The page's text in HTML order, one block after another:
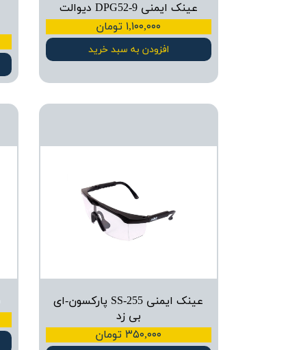
عینک ایمنی DPG52-9 دیوالت
۱,۱۰۰,۰۰۰ تومان
افزودن به سبد خرید
عینک ایمنی SS-255 پارکسون-ای
بی زد
۳۵۰,۰۰۰ تومان